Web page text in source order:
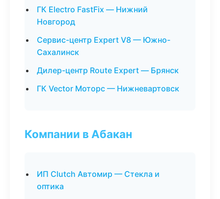
ГК Electro FastFix — Нижний
Новгород
Сервис-центр Expert V8 — Южно-
Сахалинск
Дилер-центр Route Expert — Брянск
ГК Vector Моторс — Нижневартовск
Компании в Абакан
ИП Clutch Автомир — Стекла и
оптика